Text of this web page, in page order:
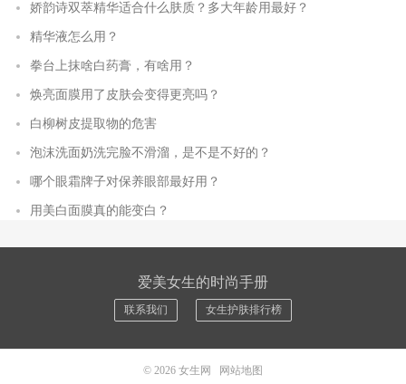
娇韵诗双萃精华适合什么肤质？多大年龄用最好？
精华液怎么用？
拳台上抹啥白药膏，有啥用？
焕亮面膜用了皮肤会变得更亮吗？
白柳树皮提取物的危害
泡沫洗面奶洗完脸不滑溜，是不是不好的？
哪个眼霜牌子对保养眼部最好用？
用美白面膜真的能变白？
爱美女生的时尚手册
联系我们 女生护肤排行榜
© 2026 女生网 网站地图